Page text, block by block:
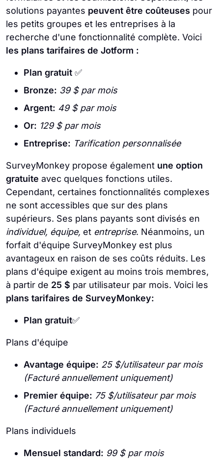
solutions payantes peuvent être coûteuses pour
les petits groupes et les entreprises à la
recherche d'une fonctionnalité complète. Voici
les plans tarifaires de Jotform :
Plan gratuit ✅
Bronze: 39 $ par mois
Argent: 49 $ par mois
Or: 129 $ par mois
Entreprise: Tarification personnalisée
SurveyMonkey propose également une option
gratuite avec quelques fonctions utiles.
Cependant, certaines fonctionnalités complexes
ne sont accessibles que sur des plans
supérieurs. Ses plans payants sont divisés en
individuel, équipe, et entreprise. Néanmoins, un
forfait d'équipe SurveyMonkey est plus
avantageux en raison de ses coûts réduits. Les
plans d'équipe exigent au moins trois membres,
à partir de 25 $ par utilisateur par mois. Voici les
plans tarifaires de SurveyMonkey:
Plan gratuit✅
Plans d'équipe
Avantage équipe: 25 $/utilisateur par mois
(Facturé annuellement uniquement)
Premier équipe: 75 $/utilisateur par mois
(Facturé annuellement uniquement)
Plans individuels
Mensuel standard: 99 $ par mois